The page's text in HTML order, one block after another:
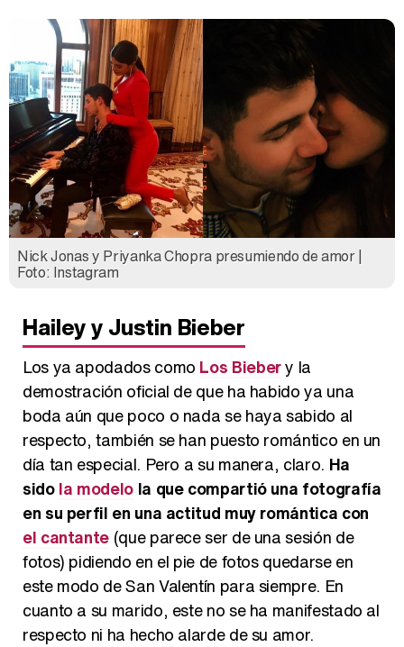
Nick Jonas y Priyanka Chopra presumiendo de amor |
Foto: Instagram
Hailey y Justin Bieber
Los ya apodados como Los Biebery la
demostración oficial de que ha habido ya una
boda aún que poco o nada se haya sabido al
respecto, también se han puesto romántico en un
día tan especial. Pero a su manera, claro. Ha
sidola modelola que compartió una fotografía
en su perfil en una actitud muy romántica con
el cantante (que parece ser de una sesión de
fotos) pidiendo en el pie de fotos quedarse en
este modo de San Valentín para siempre. En
cuanto a su marido, este no se ha manifestado al
respecto ni ha hecho alarde de su amor.